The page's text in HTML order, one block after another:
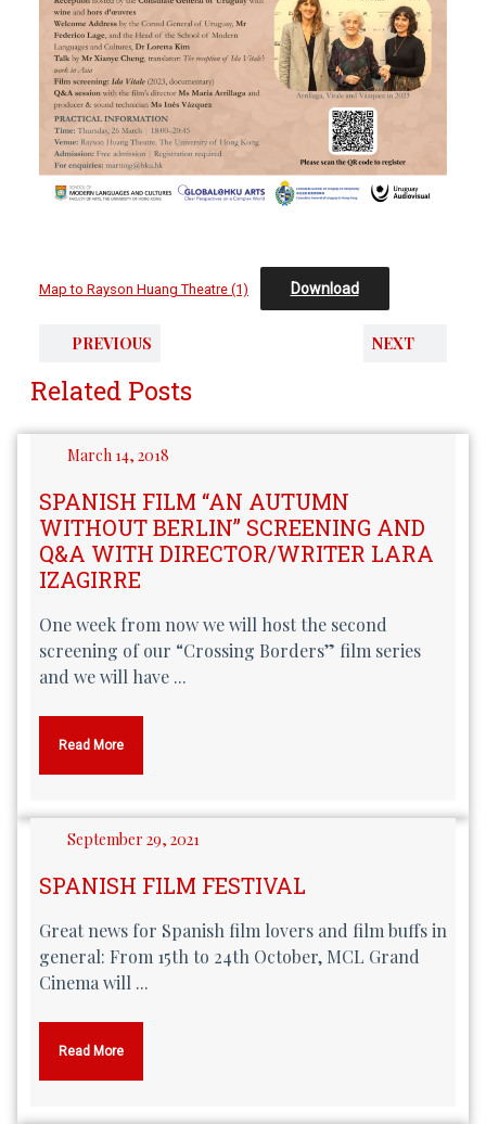
Map to Rayson Huang Theatre (1) Download
PREVIOUS NEXT
Related Posts
March 14, 2018
SPANISH FILM “AN AUTUMN
WITHOUT BERLIN” SCREENING AND
Q&A WITH DIRECTOR/WRITER LARA
IZAGIRRE
One week from now we will host the second
screening of our “Crossing Borders” film series
and we will have ...
Read More
September 29, 2021
SPANISH FILM FESTIVAL
Great news for Spanish film lovers and film buffs in
general: From 15th to 24th October, MCL Grand
Cinema will ...
Read More